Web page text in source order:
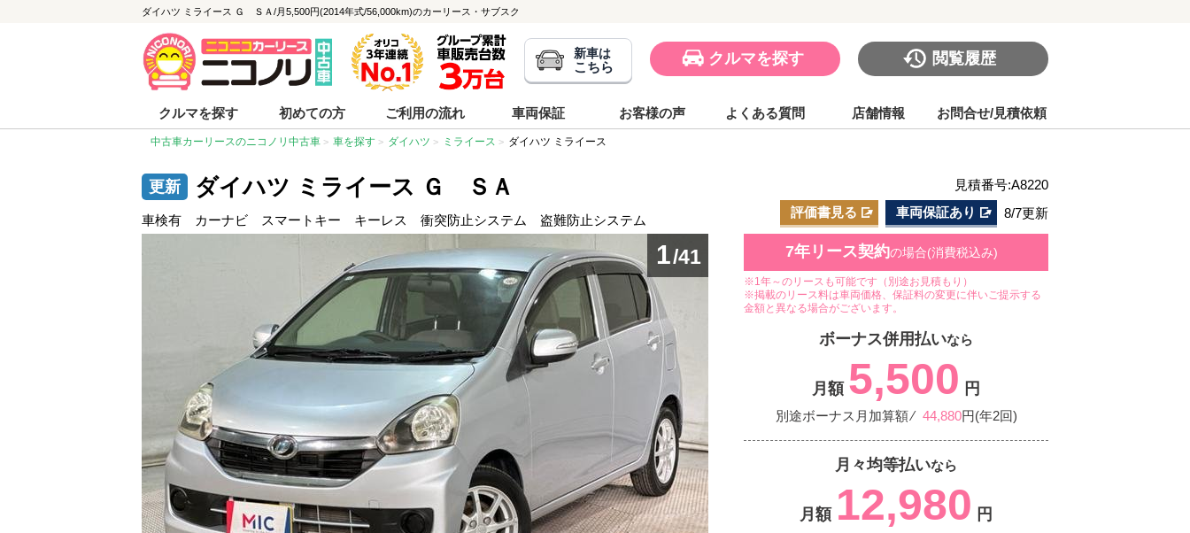
ダイハツ ミライース Ｇ ＳＡ/月5,500円(2014年式/56,000km)のカーリース・サブスク
新車は
こちら クルマを探す 閲覧履歴
クルマを探す 初めての方 ご利用の流れ 車両保証 お客様の声 よくある質問 店舗情報 お問合せ/見積依頼
中古車カーリースのニコノリ中古車 車を探す ダイハツ ミライース ダイハツ ミライース
ダイハツ ミライース Ｇ ＳＡ 見積番号:A8220
車検有 カーナビ スマートキー キーレス 衝突防止システム 盗難防止システム
評価書見る 車両保証あり 8/7更新
1/41 7年リース契約の場合(消費税込み)
※1年～のリースも可能です（別途お見積もり）
※掲載のリース料は車両価格、保証料の変更に伴いご提示する
金額と異なる場合がございます。
ボーナス併用払いなら
月額 5,500 円
別途ボーナス月加算額 ⁄ 44,880円(年2回)
月々均等払いなら
月額 12,980 円